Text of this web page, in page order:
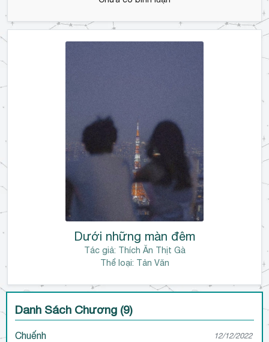
Dưới những màn đêm
Tác giả: Thích Ăn Thịt Gà
Thể loại: Tản Văn
Danh Sách Chương (9)
Chuếnh 12/12/2022